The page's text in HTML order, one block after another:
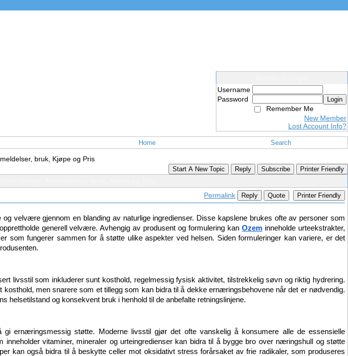
Username
Password
Login
Remember Me
New Member
Lost Account Info?
Home Search
bruk, Kjøpe og Pris
Start A New Topic Reply Subscribe Printer Friendly
Permalink Reply Quote Printer Friendly
velvære gjennom en blanding av naturlige ingredienser. Disse kapslene brukes ofte av personer som
generell velvære. Avhengig av produsent og formulering kan Ozem inneholde urteekstrakter,
som fungerer sammen for å støtte ulike aspekter ved helsen. Siden formuleringer kan variere, er det
livsstil som inkluderer sunt kosthold, regelmessig fysisk aktivitet, tilstrekkelig søvn og riktig hydrering.
men snarere som et tillegg som kan bidra til å dekke ernæringsbehovene når det er nødvendig.
helsetilstand og konsekvent bruk i henhold til de anbefalte retningslinjene.
ernæringsmessig støtte. Moderne livsstil gjør det ofte vanskelig å konsumere alle de essensielle
vitaminer, mineraler og urteingredienser kan bidra til å bygge bro over næringshull og støtte
kan også bidra til å beskytte celler mot oksidativt stress forårsaket av frie radikaler, som produseres